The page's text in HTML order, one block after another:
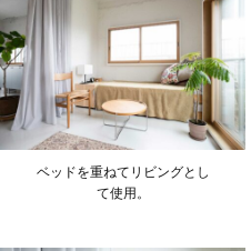
ベッドを重ねてリビングとし
て使用。